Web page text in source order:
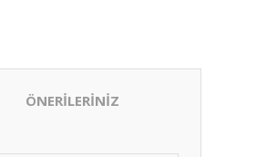
ÖNERİLERİNİZ